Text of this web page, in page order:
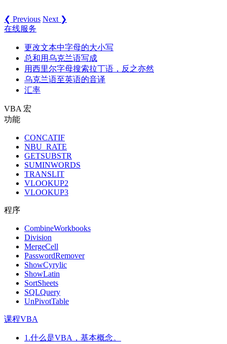
❮ Previous Next ❯
在线服务
更改文本中字母的大小写
总和用乌克兰语写成
用西里尔字母搜索拉丁语，反之亦然
乌克兰语至英语的音译
汇率
VBA 宏
功能
CONCATIF
NBU_RATE
GETSUBSTR
SUMINWORDS
TRANSLIT
VLOOKUP2
VLOOKUP3
程序
CombineWorkbooks
Division
MergeCell
PasswordRemover
ShowCyrylic
ShowLatin
SortSheets
SQLQuery
UnPivotTable
课程VBA
1.什么是VBA，基本概念。